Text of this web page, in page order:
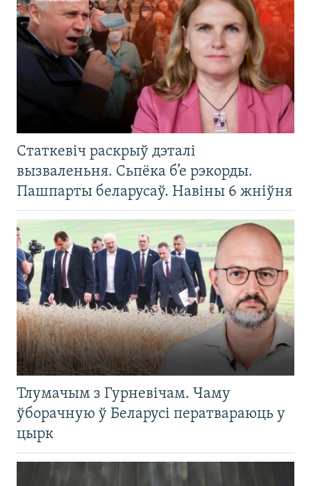
Статкевіч раскрыў дэталі
вызваленьня. Сьпёка б’е рэкорды.
Пашпарты беларусаў. Навіны 6 жніўня
Тлумачым з Гурневічам. Чаму
ўборачную ў Беларусі ператвараюць у
цырк